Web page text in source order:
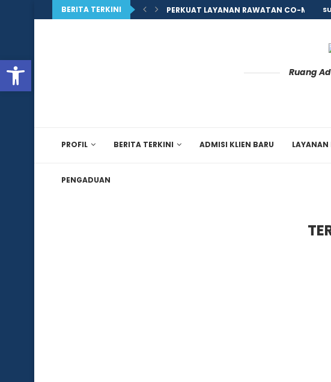
BERITA TERKINI PERKUAT LAYANAN RAWATAN CO-
Ruang
PROFIL BERITA TERKINI ADMISI KLIEN BARU LAYANAN
PENGADUAN
Open toolbar